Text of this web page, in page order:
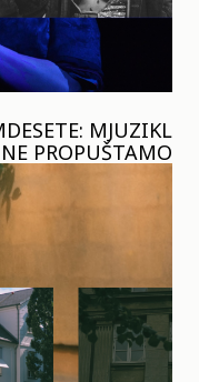
MJUZIKL
PROPUŠTAMO